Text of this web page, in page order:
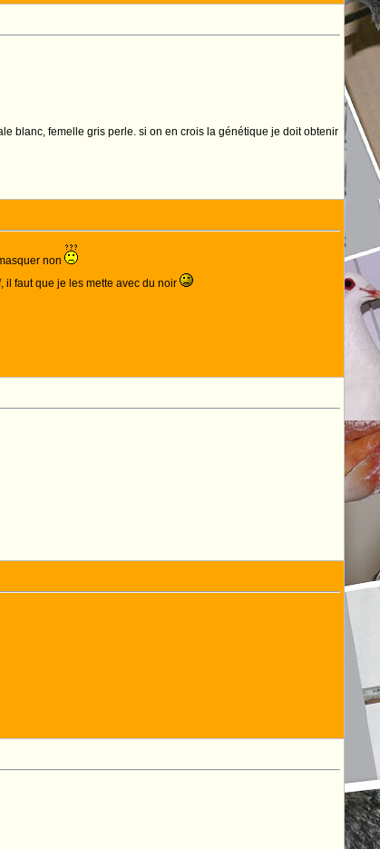
blanc, femelle gris perle. si on en crois la génétique je doit obtenir
non
il faut que je les mette avec du noir